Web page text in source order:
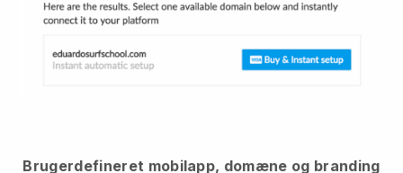
Brugerdefineret mobilapp, domæne og branding